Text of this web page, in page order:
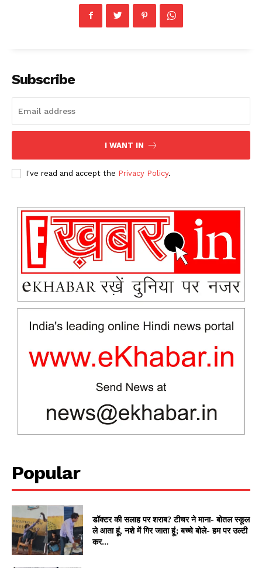
Magazine PRO
Subscribe
I WANT IN
I've read and accept the Privacy Policy.
Popular
डॉक्टर की सलाह पर शराब? टीचर ने माना- बोतल स्कूल
ले आता हूं, नशे में गिर जाता हूं; बच्चे बोले- हम पर उल्टी
कर...